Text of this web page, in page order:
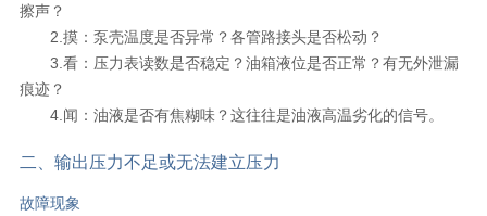
擦声？
2.摸：泵壳温度是否异常？各管路接头是否松动？
3.看：压力表读数是否稳定？油箱液位是否正常？有无外泄漏
痕迹？
4.闻：油液是否有焦糊味？这往往是油液高温劣化的信号。
二、输出压力不足或无法建立压力
故障现象